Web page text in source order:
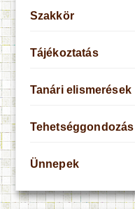
Szakkör
Tájékoztatás
Tanári elismerések
Tehetséggondozás
Ünnepek